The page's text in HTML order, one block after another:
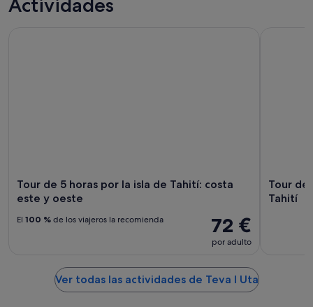
Actividades
Tour de 5 horas por la isla de Tahití: costa
este y oeste
72 €
por adulto
El 100 % de los viajeros la recomienda
Tour de
Tahití
Ver todas las actividades de Teva I Uta